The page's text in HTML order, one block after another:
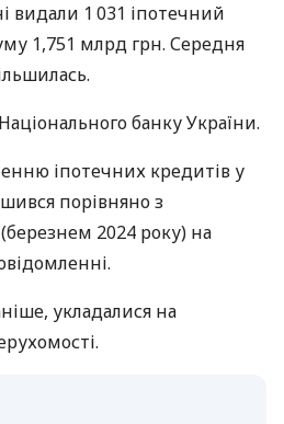
видали 1 031 іпотечний
1,751 млрд грн. Середня
банку України.
іпотечних кредитів у
порівняно з
2024 року) на
укладалися на